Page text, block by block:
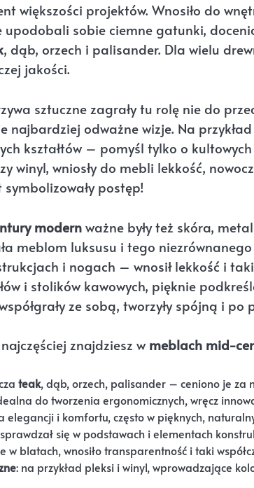
większości projektów. Wnosiło do
upodobali sobie ciemne gatunki,
, dąb, orzech i palisander. Dla wielu
jakości.
sztuczne zagrały tu rolę nie do
najbardziej odważne wizje. Na przykład
kształtów – pomyśl tylko o
winyl, wniosły do mebli lekkość,
postęp!
modernważne były też skóra,
meblom luksusu i tego
i nogach – wnosił lekkość i
i stolików kawowych, pięknie
ze sobą, tworzyły spójną i
znajdziesz w meblach mid-
teak, dąb, orzech, palisander – ceniono je za
do tworzenia ergonomicznych, wręcz
elegancji i komfortu, często w pięknych,
się w podstawach i elementach
w blatach, wnosiło transparentność i taki
: na przykład pleksi i winyl, wprowadzające